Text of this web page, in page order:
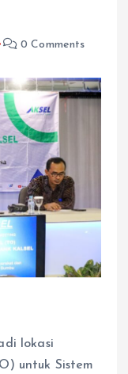
0 Comments
lokasi
untuk Sistem